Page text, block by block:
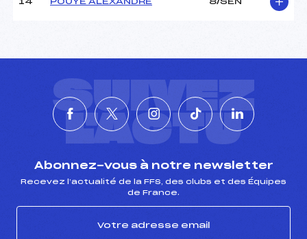
14 POUYE ALEXANDRE 8/SEN
SUIVEZ
L'ACTU
Abonnez-vous à notre newsletter
Recevez l’actualité de la FFS, des clubs et des Équipes
de France.